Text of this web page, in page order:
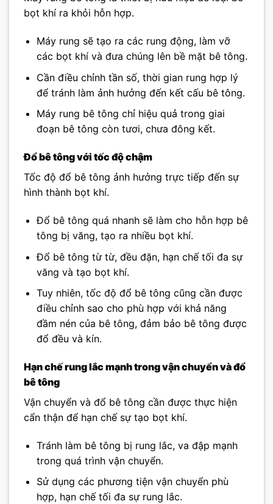
bọt khí ra khỏi hỗn hợp.
Máy rung sẽ tạo ra các rung động, làm vỡ
các bọt khí và đưa chúng lên bề mặt bê tông.
Cần điều chỉnh tần số, thời gian rung hợp lý
để tránh làm ảnh hưởng đến kết cấu bê tông.
Máy rung bê tông chỉ hiệu quả trong giai
đoạn bê tông còn tươi, chưa đông kết.
Đổ bê tông với tốc độ chậm
Tốc độ đổ bê tông ảnh hưởng trực tiếp đến sự
hình thành bọt khí.
Đổ bê tông quá nhanh sẽ làm cho hỗn hợp bê
tông bị văng, tạo ra nhiều bọt khí.
Đổ bê tông từ từ, đều đặn, hạn chế tối đa sự
văng và tạo bọt khí.
Tuy nhiên, tốc độ đổ bê tông cũng cần được
điều chỉnh sao cho phù hợp với khả năng
đầm nén của bê tông, đảm bảo bê tông được
đổ đều và kín.
Hạn chế rung lắc mạnh trong vận chuyển và đổ
bê tông
Vận chuyển và đổ bê tông cần được thực hiện
cẩn thận để hạn chế sự tạo bọt khí.
Tránh làm bê tông bị rung lắc, va đập mạnh
trong quá trình vận chuyển.
Sử dụng các phương tiện vận chuyển phù
hợp, hạn chế tối đa sự rung lắc.